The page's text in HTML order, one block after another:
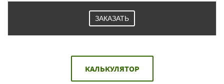
ЗАКАЗАТЬ
КАЛЬКУЛЯТОР